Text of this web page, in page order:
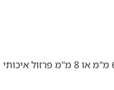
מקלחונים לפי מידה פתרון לכל מקלחת איכותי או